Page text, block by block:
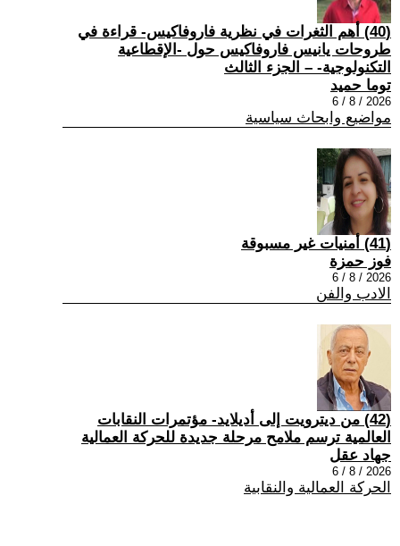
(40) أهم الثغرات في نظرية فاروفاكيس- قراءة في
طروحات يانيس فاروفاكيس حول -الإقطاعية
التكنولوجية- – الجزء الثالث
توما حميد
2026 / 8 / 6
مواضيع وابحاث سياسية
(41) أمنيات غير مسبوقة
فوز حمزة
2026 / 8 / 6
الادب والفن
(42) من ديترويت إلى أديلايد- مؤتمرات النقابات
العالمية ترسم ملامح مرحلة جديدة للحركة العمالية
جهاد عقل
2026 / 8 / 6
الحركة العمالية والنقابية